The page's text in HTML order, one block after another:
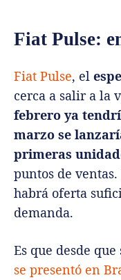
Fiat Pulse:
Fiat Pulse, el
cerca a salir a la
febrero ya
marzo se
primeras
puntos de
habrá oferta
demanda.
Es que desde
se presentó en